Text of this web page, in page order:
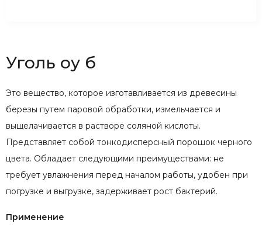
Уголь оу б
Это вещество, которое изготавливается из древесины
березы путем паровой обработки, измельчается и
выщелачивается в растворе соляной кислоты.
Представляет собой тонкодисперсный порошок черного
цвета. Обладает следующими преимуществами: не
требует увлажнения перед началом работы, удобен при
погрузке и выгрузке, задерживает рост бактерий.
Применение